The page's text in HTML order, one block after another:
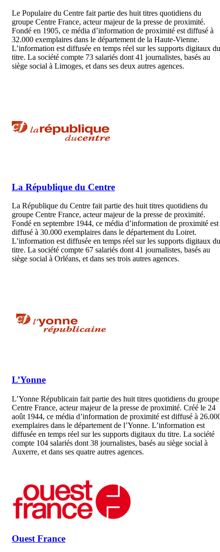
Le Populaire du Centre fait partie des huit titres quotidiens du
groupe Centre France, acteur majeur de la presse de proximité.
Fondé en 1905, ce média d’information de proximité est diffusé à
32.000 exemplaires dans le département de la Haute-Vienne.
L’information est diffusée en temps réel sur les supports digitaux du
titre. La société compte 73 salariés dont 41 journalistes, basés au
siège social à Limoges, et dans ses deux autres agences.
La République du Centre
La République du Centre fait partie des huit titres quotidiens du
groupe Centre France, acteur majeur de la presse de proximité.
Fondé en septembre 1944, ce média d’information de proximité est
diffusé à 30.000 exemplaires dans le département du Loiret.
L’information est diffusée en temps réel sur les supports digitaux du
titre. La société compte 67 salariés dont 41 journalistes, basés au
siège social à Orléans, et dans ses trois autres agences.
L’Yonne
L’Yonne Républicain fait partie des huit titres quotidiens du groupe
Centre France, acteur majeur de la presse de proximité. Créé le 24
août 1944, ce média d’information de proximité est diffusé à
exemplaires dans le département de l’Yonne. L’information est
diffusée en temps réel sur les supports digitaux du titre. La société
compte 104 salariés dont 38 journalistes, basés au siège social à
Auxerre, et dans ses quatre autres agences.
Ouest France